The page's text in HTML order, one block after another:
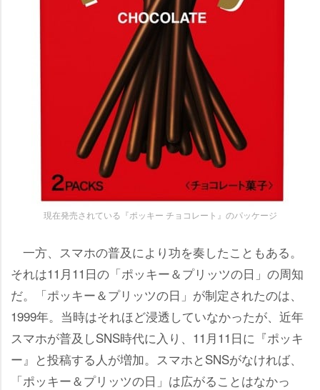
現在発売されている『ポッキー チョコレート』のパッケージ
一方、スマホの普及により功を奏したこともある。
それは11月11日の「ポッキー＆プリッツの日」の周知
だ。「ポッキー＆プリッツの日」が制定されたのは、
1999年。当時はそれほど浸透していなかったが、近年
スマホが普及しSNS時代に入り、11月11日に『ポッキ
ー』と投稿する人が増加。スマホとSNSがなければ、
「ポッキー＆プリッツの日」は広がることはなかっ